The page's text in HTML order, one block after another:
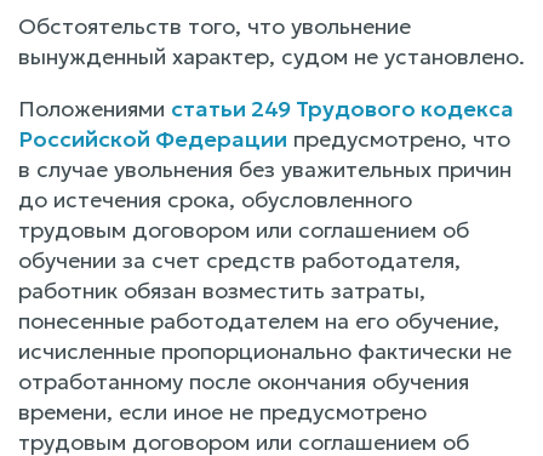
Обстоятельств того, что увольнение
вынужденный характер, судом не установлено.
Положениями статьи 249 Трудового кодекса
Российской Федерации предусмотрено, что
в случае увольнения без уважительных причин
до истечения срока, обусловленного
трудовым договором или соглашением об
обучении за счет средств работодателя,
работник обязан возместить затраты,
понесенные работодателем на его обучение,
исчисленные пропорционально фактически не
отработанному после окончания обучения
времени, если иное не предусмотрено
трудовым договором или соглашением об